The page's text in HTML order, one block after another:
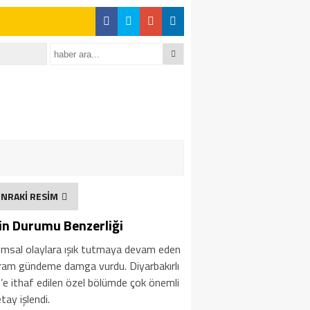
RESİM
Durumu Benzerliği
olaylara ışık tutmaya devam eden
gündeme damga vurdu. Diyarbakırlı
ithaf edilen özel bölümde çok önemli
işlendi.